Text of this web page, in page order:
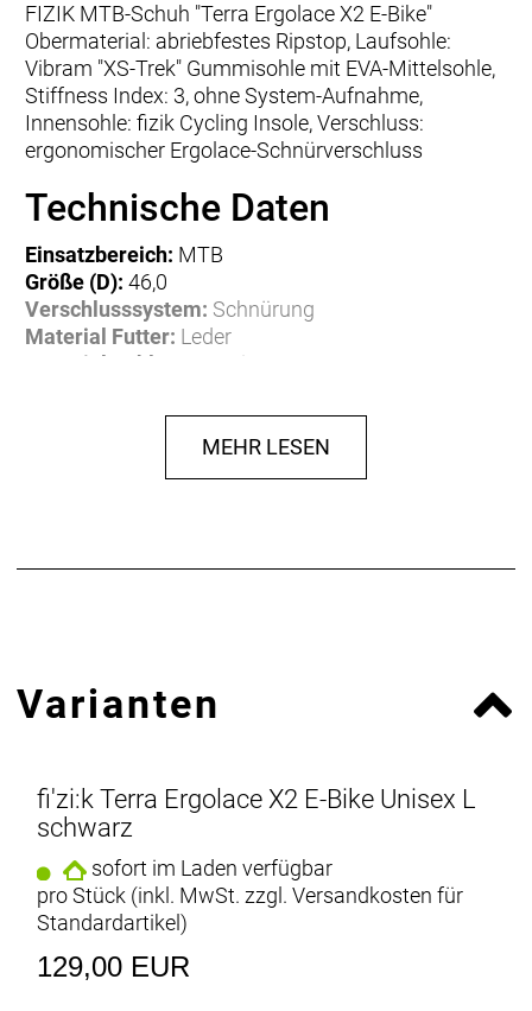
FIZIK MTB-Schuh "Terra Ergolace X2 E-Bike"
Obermaterial: abriebfestes Ripstop, Laufsohle:
Vibram "XS-Trek" Gummisohle mit EVA-Mittelsohle,
Stiffness Index: 3, ohne System-Aufnahme,
Innensohle: fizik Cycling Insole, Verschluss:
ergonomischer Ergolace-Schnürverschluss
Technische Daten
Einsatzbereich: MTB
Größe (D): 46,0
Verschlusssystem: Schnürung
Material Futter: Leder
Material Sohle:
Farbbezeichnung:black/black
MEHR LESEN
Varianten
fi'zi:k Terra Ergolace X2 E-Bike Unisex L
schwarz
sofort im Laden verfügbar
pro Stück (inkl. MwSt. zzgl. Versandkosten für
Standardartikel)
129,00 EUR